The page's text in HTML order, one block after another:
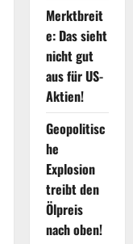
Merktbreit
e: Das sieht
nicht gut
aus für US-
Aktien!
Geopolitisc
he
Explosion
treibt den
Ölpreis
nach oben!